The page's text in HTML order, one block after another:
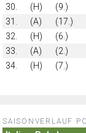
30.
(H) (9.)
31.
(A) (17.)
32.
(H) (6.)
33.
(A) (2.)
34.
(H) (7.)
SAISONVERLAUF